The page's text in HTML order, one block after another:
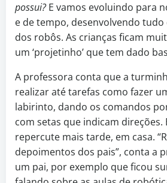
possui?E vamos evoluindo para
e de tempo, desenvolvendo tudo
dos robôs. As crianças ficam
um ‘projetinho’ que tem dado
A professora conta que a
realizar até tarefas como fazer
labirinto, dando os comandos
com setas que indicam direções.
repercute mais tarde, em casa.
depoimentos dos pais”, conta a
um pai, por exemplo que ficou